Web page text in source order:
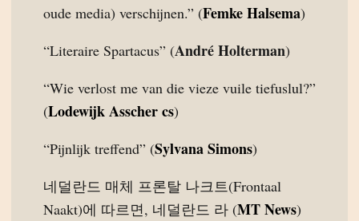
oude media) verschijnen.” (Femke Halsema)
“Literaire Spartacus” (André Holterman)
“Wie verlost me van die vieze vuile tiefuslul?”
(Lodewijk Asscher cs)
“Pijnlijk treffend” (Sylvana Simons)
네덜란드 매체 프론탈 나크트(Frontaal
Naakt)에 따르면, 네덜란드 라 (MT News)